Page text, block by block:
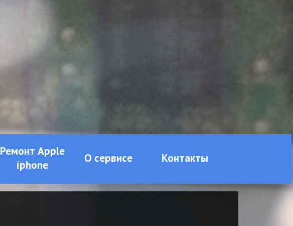
Ремонт Apple
iphone
О сервисе Контакты